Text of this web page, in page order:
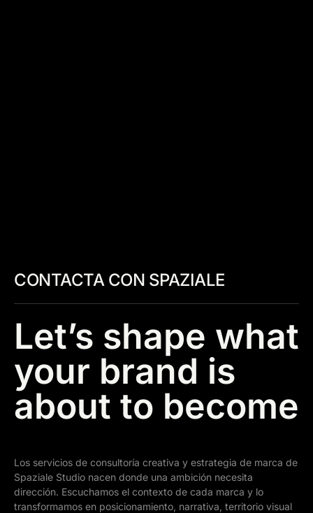
CONTACTA CON SPAZIALE
Let’s shape what
your brand is
about to become
Los servicios de consultoría creativa y estrategia de marca de
Spaziale Studio nacen donde una ambición necesita
dirección. Escuchamos el contexto de cada marca y lo
transformamos en posicionamiento, narrativa, territorio visual